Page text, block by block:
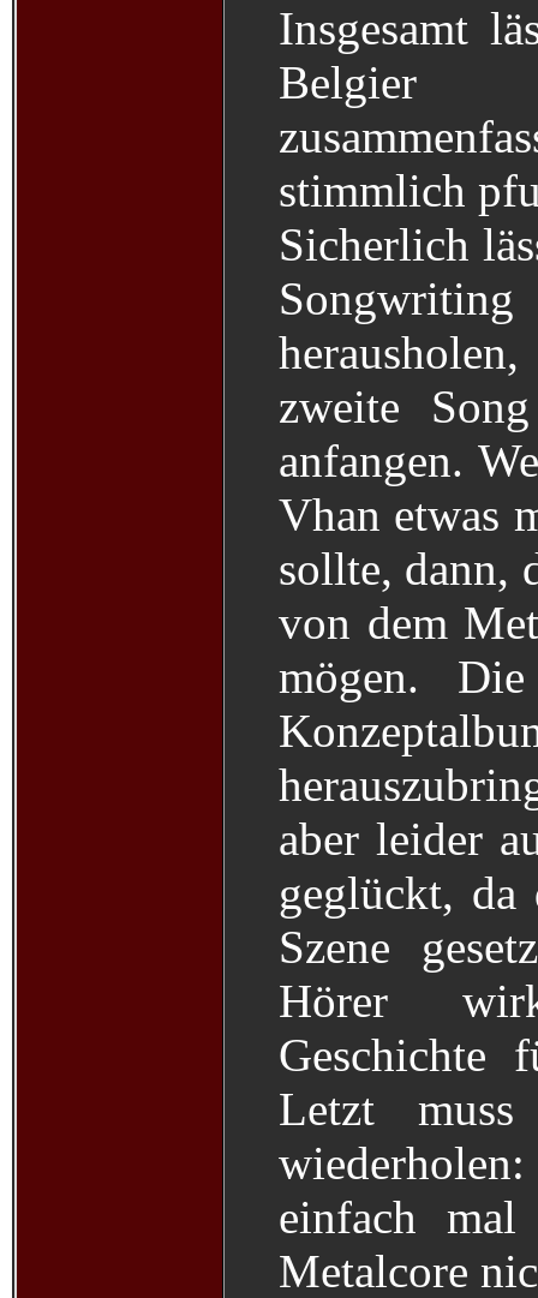
Insgesamt
Belgier
stimmlich
Sicherlich
zweite
anfangen.
Vhan etwas
sollte, dann,
von dem
mögen.
aber leider
geglückt,
Szene
Hörer
Geschichte
Letzt
einfach
Metalcore